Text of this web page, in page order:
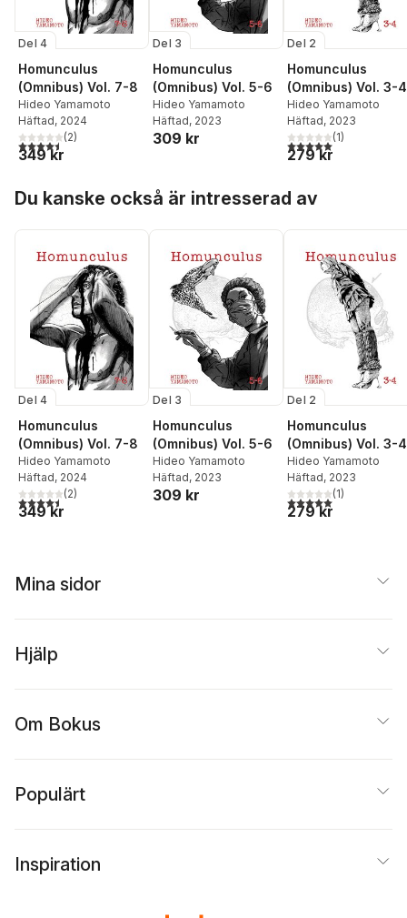
Del 4
Homunculus
(Omnibus) Vol. 7-8
Hideo Yamamoto
Häftad, 2024
4,5utav 5 stjärnor. Totalt antal röster:
(2)
349 kr
Del 3
Homunculus
(Omnibus) Vol. 5-6
Hideo Yamamoto
Häftad, 2023
309 kr
Del 2
Homunculus
(Omnibus) Vol. 3-4
Hideo Yamamoto
Häftad, 2023
5,0utav 5 stjärnor.
(1)
279 kr
Du kanske också är intresserad av
Del 4
Homunculus
(Omnibus) Vol. 7-8
Hideo Yamamoto
Häftad, 2024
4,5utav 5 stjärnor. Totalt antal röster:
(2)
349 kr
Del 3
Homunculus
(Omnibus) Vol. 5-6
Hideo Yamamoto
Häftad, 2023
309 kr
Del 2
Homunculus
(Omnibus) Vol. 3-4
Hideo Yamamoto
Häftad, 2023
5,0utav 5 stjärnor.
(1)
279 kr
Mina sidor
Hjälp
Om Bokus
Populärt
Inspiration